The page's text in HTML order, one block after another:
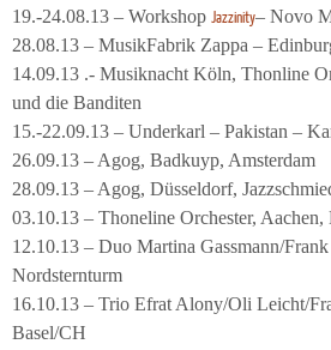
19.-24.08.13 – Workshop Jazzinity– Novo
28.08.13 – MusikFabrik Zappa –
14.09.13 .- Musiknacht Köln, Thonline
und die Banditen
15.-22.09.13 – Underkarl – Pakistan –
26.09.13 – Agog, Badkuyp, Amsterdam
28.09.13 – Agog, Düsseldorf,
03.10.13 – Thoneline Orchester,
12.10.13 – Duo Martina Gassmann/
Nordsternturm
16.10.13 – Trio Efrat Alony/Oli Leicht/
Basel/CH